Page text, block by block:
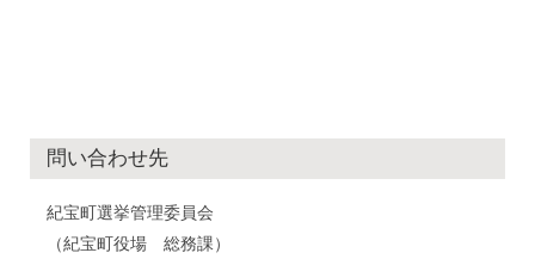
問い合わせ先
紀宝町選挙管理委員会
（紀宝町役場 総務課）